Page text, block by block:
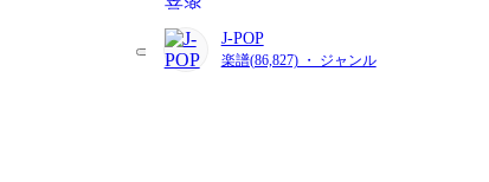
J-POP
楽譜(86,827) ・ ジャンル